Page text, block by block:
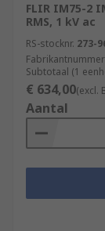
FLIR IM75-2
RMS, 1 kV ac
RS-stocknr. 273-
Fabrikantnummer
Subtotaal (1
€ 634,00(excl.
Aantal